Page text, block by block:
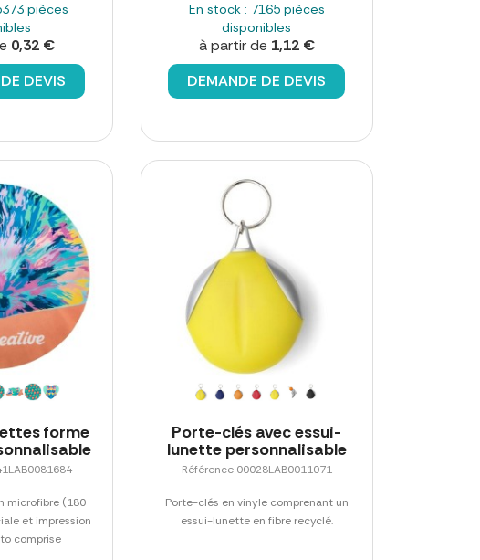
pièces
0,32 €
DEVIS
En stock : 7165 pièces
disponibles
à partir de 1,12 €
DEMANDE DE DEVIS
forme
microfibre (180
et impression
comprise
Porte-clés avec essui-
lunette personnalisable
Référence 00028LAB0011071
Porte-clés en vinyle comprenant un
essui-lunette en fibre recyclé.